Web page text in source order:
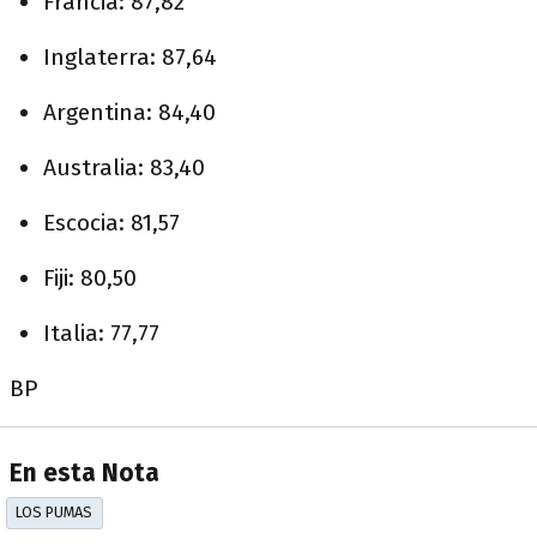
Inglaterra: 87,64
Argentina: 84,40
Australia: 83,40
Escocia: 81,57
Fiji: 80,50
Italia: 77,77
BP
En esta Nota
LOS PUMAS